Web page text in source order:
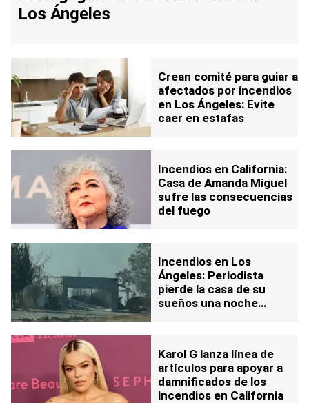
Los Ángeles
Crean comité para guiar a
afectados por incendios
en Los Ángeles: Evite
caer en estafas
Incendios en California:
Casa de Amanda Miguel
sufre las consecuencias
del fuego
Incendios en Los
Ángeles: Periodista
pierde la casa de su
sueños una noche
Karol G lanza línea de
artículos para apoyar a
damnificados de los
incendios en California